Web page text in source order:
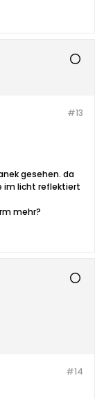
#13
gesehen. da
im licht reflektiert
mehr?
#14